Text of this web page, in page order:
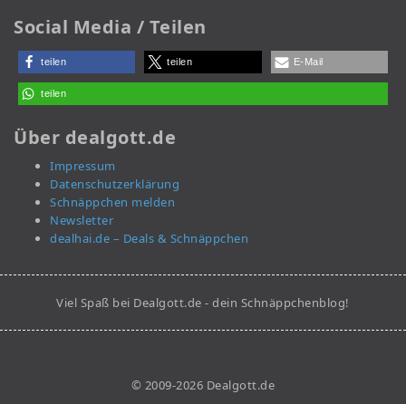
Social Media / Teilen
teilen teilen E-Mail
teilen
Über dealgott.de
Impressum
Datenschutzerklärung
Schnäppchen melden
Newsletter
dealhai.de – Deals & Schnäppchen
Viel Spaß bei Dealgott.de - dein Schnäppchenblog!
© 2009-2026 Dealgott.de